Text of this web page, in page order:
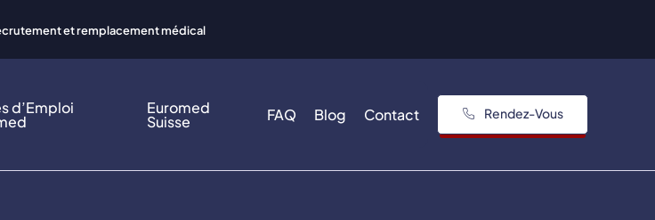
et remplacement médical
d’Emploi Euromed
Suisse FAQ Blog Contact Rendez-Vous